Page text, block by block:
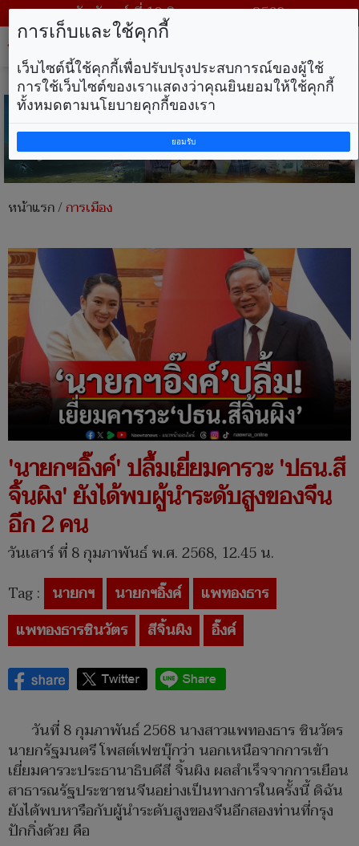
วันจันทร์ ที่ 10 สิงหาคม พ.ศ. 2569
หน้าแรก/การเมือง
'นายกฯอิ๊งค์' ปลื้มเยี่ยมคารวะ 'ปธน.สี
จิ้นผิง' ยังได้พบผู้นำระดับสูงของจีน
อีก 2 คน
วันเสาร์ ที่ 8 กุมภาพันธ์ พ.ศ. 2568, 12.45 น.
Tag : นายกฯ นายกฯอิ๊งค์
แพทองธาร
แพทองธารชินวัตร
สีจิ้นผิง อิ๊งค์
วันที่ 8 กุมภาพันธ์ 2568 นางสาวแพทองธาร ชินวัตร
นายกรัฐมนตรี โพสต์เฟซบุ๊กว่า นอกเหนือจากการเข้า
เยี่ยมคารวะประธานาธิบดีสี จิ้นผิง ผลสำเร็จจากการเยือน
สาธารณรัฐประชาชนจีนอย่างเป็นทางการในครั้งนี้ ดิฉัน
ยังได้พบหารือกับผู้นำระดับสูงของจีนอีกสองท่านที่กรุง
ปักกิ่งด้วย คือ
การเก็บและใช้คุกกี้
เว็บไซต์นี้ใช้คุกกี้เพื่อปรับปรุงประสบการณ์ของผู้ใช้
การใช้เว็บไซต์ของเราแสดงว่าคุณยินยอมให้ใช้คุกกี้
ทั้งหมดตามนโยบายคุกกี้ของเรา
ยอมรับ